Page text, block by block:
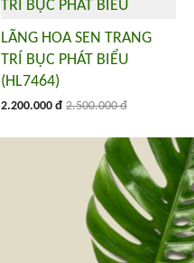
LÃNG HOA SEN TRANG
TRÍ BỤC PHÁT BIỂU
(HL7464)
2.200.000 đ 2.500.000 đ